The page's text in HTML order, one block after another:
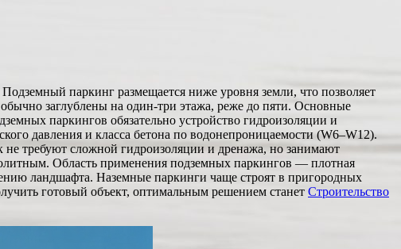
паркинг размещается ниже уровня земли, что позволяет
заглублены на один-три этажа, реже до пяти. Основные
паркингов обязательно устройство гидроизоляции и
давления и класса бетона по водонепроницаемости (W6–W12).
требуют сложной гидроизоляции и дренажа, но занимают
Область применения подземных паркингов — плотная
ландшафта. Наземные паркинги чаще строят в пригородных
готовый объект, оптимальным решением станет Строительство